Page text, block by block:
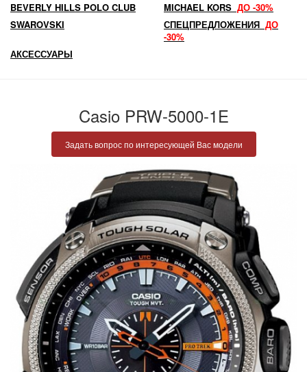
BEVERLY HILLS POLO CLUB
MICHAEL KORS ДО -30%
SWAROVSKI
СПЕЦПРЕДЛОЖЕНИЯ ДО
-30%
АКСЕССУАРЫ
Casio PRW-5000-1E
Задать вопрос по интересующей Вас модели